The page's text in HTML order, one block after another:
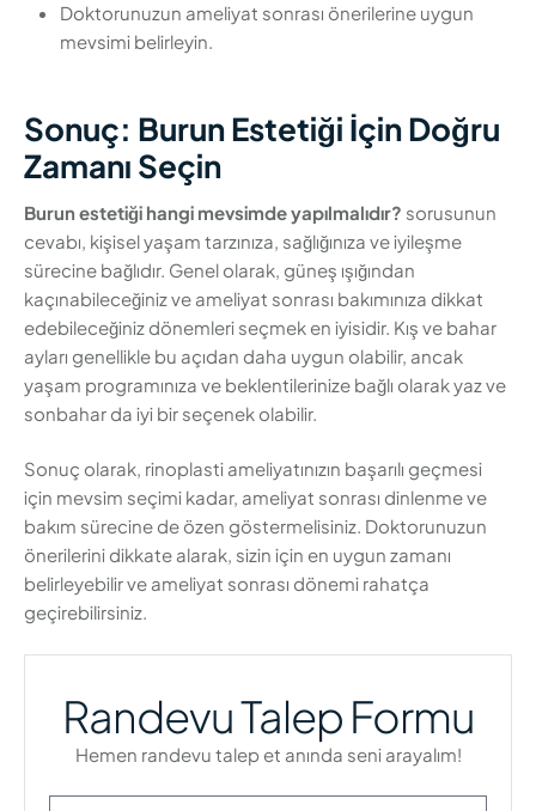
Doktorunuzun ameliyat sonrası önerilerine uygun
mevsimi belirleyin.
Sonuç: Burun Estetiği İçin Doğru
Zamanı Seçin
Burun estetiği hangi mevsimde yapılmalıdır? sorusunun
cevabı, kişisel yaşam tarzınıza, sağlığınıza ve iyileşme
sürecine bağlıdır. Genel olarak, güneş ışığından
kaçınabileceğiniz ve ameliyat sonrası bakımınıza dikkat
edebileceğiniz dönemleri seçmek en iyisidir. Kış ve bahar
ayları genellikle bu açıdan daha uygun olabilir, ancak
yaşam programınıza ve beklentilerinize bağlı olarak yaz ve
sonbahar da iyi bir seçenek olabilir.
Sonuç olarak, rinoplasti ameliyatınızın başarılı geçmesi
için mevsim seçimi kadar, ameliyat sonrası dinlenme ve
bakım sürecine de özen göstermelisiniz. Doktorunuzun
önerilerini dikkate alarak, sizin için en uygun zamanı
belirleyebilir ve ameliyat sonrası dönemi rahatça
geçirebilirsiniz.
Randevu Talep Formu
Hemen randevu talep et anında seni arayalım!